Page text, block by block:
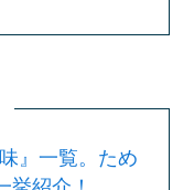
』一覧。ため